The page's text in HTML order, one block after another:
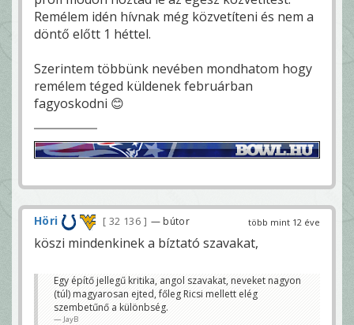
Remélem idén hívnak még közvetíteni és nem a
döntő előtt 1 héttel.
Szerintem többünk nevében mondhatom hogy
remélem téged küldenek februárban
fagyoskodni 😊
több mint 12 éve
Höri 32 136 — bútor
köszi mindenkinek a bíztató szavakat,
Egy építő jellegű kritika, angol szavakat, neveket nagyon
(túl) magyarosan ejted, főleg Ricsi mellett elég
szembetűnő a különbség.
JayB